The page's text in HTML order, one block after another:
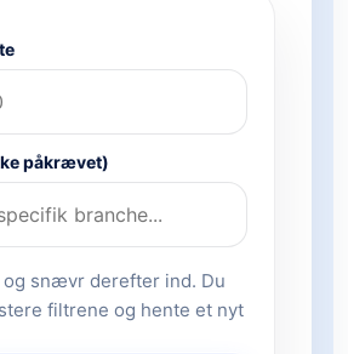
påkrævet)
snævr derefter ind. Du
filtrene og hente et nyt